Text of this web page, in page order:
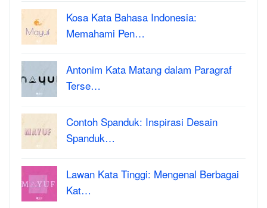
Kosa Kata Bahasa Indonesia:
Memahami Pen…
Antonim Kata Matang dalam Paragraf
Terse…
Contoh Spanduk: Inspirasi Desain
Spanduk…
Lawan Kata Tinggi: Mengenal Berbagai
Kat…